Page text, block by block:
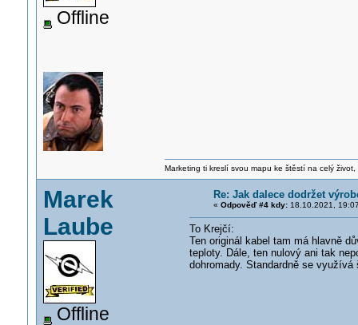
Offline
Marketing ti kreslí svou mapu ke štěstí na celý
Marek
Laube
Offline
Re: Jak dalece dodržet
« Odpověď #4 kdy:18.10.2021,
To Krejčí:
Ten originál kabel tam má hlavně
teploty. Dále, ten nulový ani tak
dohromady. Standardně se